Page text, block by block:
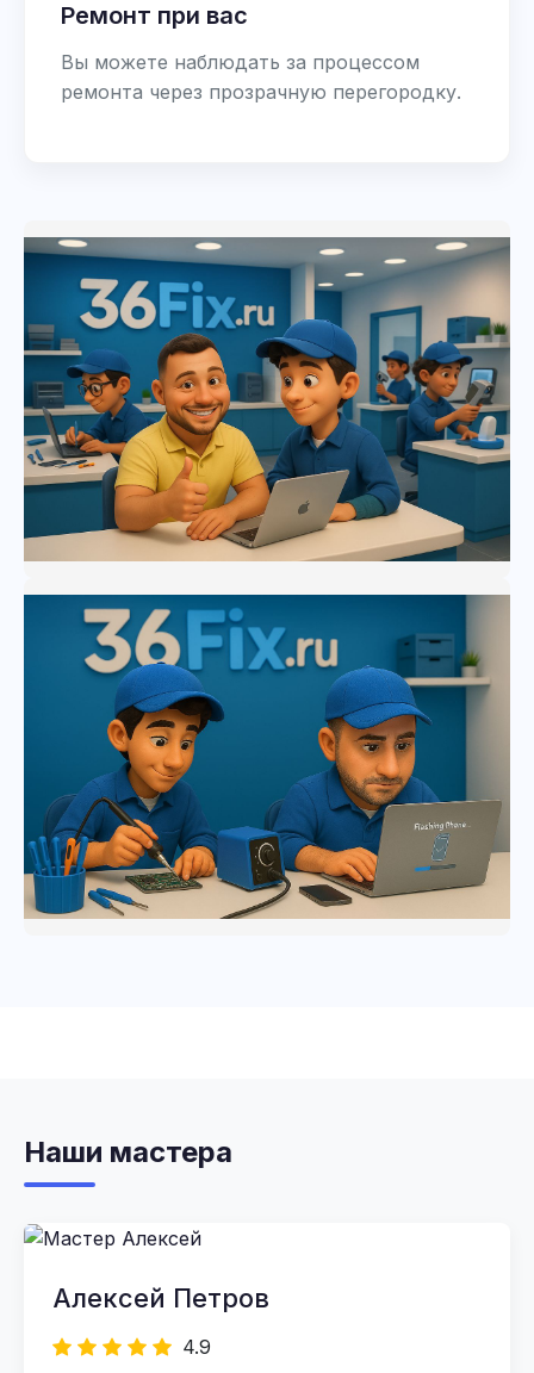
Ремонт при вас
Вы можете наблюдать за процессом
ремонта через прозрачную перегородку.
Наши мастера
Алексей Петров
4.9